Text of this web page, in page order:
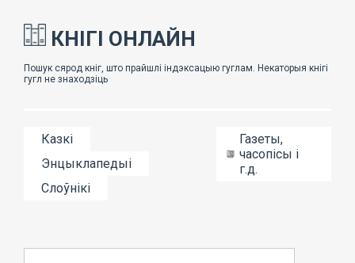
КНІГІ ОНЛАЙН
Казкі
Энцыклапедыі
Слоўнікі
Газеты,
часопісы і
г.д.